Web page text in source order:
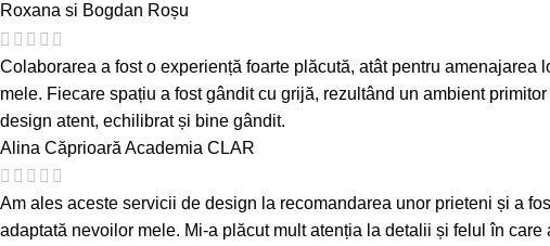
Roxana si Bogdan Roșu
Colaborarea a fost o experiență foarte plăcută, atât pentru
mele. Fiecare spațiu a fost gândit cu grijă, rezultând un ambient
design atent, echilibrat și bine gândit.
Alina Căprioară Academia CLAR
Am ales aceste servicii de design la recomandarea unor prieteni și a
adaptată nevoilor mele. Mi-a plăcut mult atenția la detalii și felul în